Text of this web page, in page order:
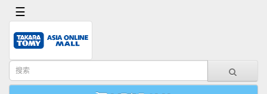
首
頁
導
☰